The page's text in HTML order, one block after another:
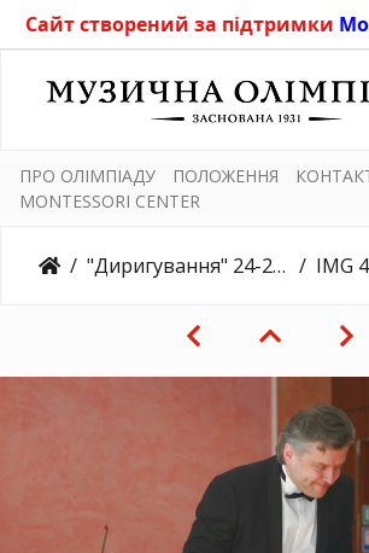
Сайт створений за підтримки
ПРО ОЛІМПІАДУ ПОЛОЖЕННЯ
MONTESSORI CENTER
"Диригування" 24-25/04/2018 IMG